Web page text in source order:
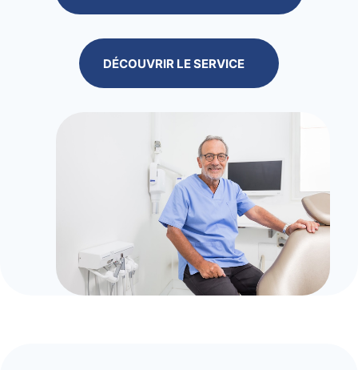
DÉCOUVRIR LE SERVICE